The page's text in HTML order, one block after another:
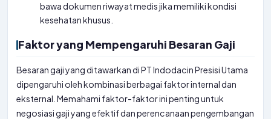
bawa dokumen riwayat medis jika memiliki kondisi
kesehatan khusus.
Faktor yang Mempengaruhi Besaran Gaji
Besaran gaji yang ditawarkan di PT Indodacin Presisi Utama
dipengaruhi oleh kombinasi berbagai faktor internal dan
eksternal. Memahami faktor-faktor ini penting untuk
negosiasi gaji yang efektif dan perencanaan pengembangan